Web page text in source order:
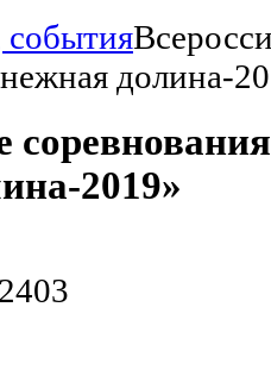
долина-
2019»